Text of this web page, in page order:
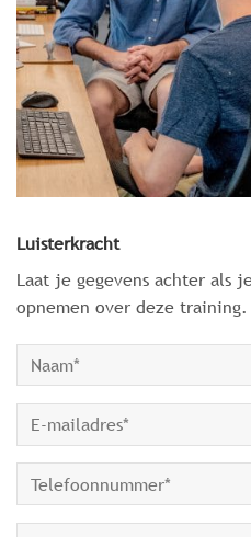
Luisterkracht
Laat je gegevens achter als
opnemen over deze training.